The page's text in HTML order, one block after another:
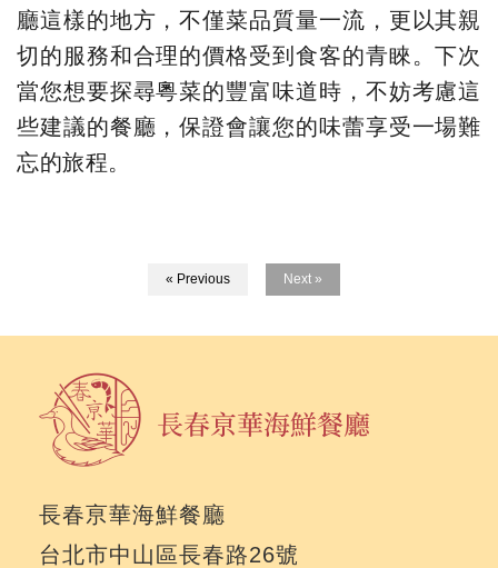
廳這樣的地方，不僅菜品質量一流，更以其親
切的服務和合理的價格受到食客的青睞。下次
當您想要探尋粵菜的豐富味道時，不妨考慮這
些建議的餐廳，保證會讓您的味蕾享受一場難
忘的旅程。
« Previous Next »
長春亰華海鮮餐廳
台北市中山區長春路26號